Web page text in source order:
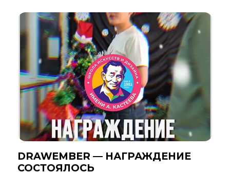
DRAWEMBER — НАГРАЖДЕНИЕ
СОСТОЯЛОСЬ